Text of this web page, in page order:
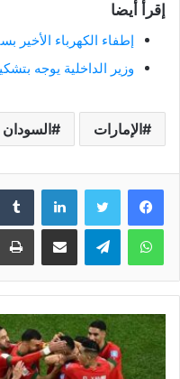
إقرأ أيضا
إطفاء الكهرباء
وزير الداخلية يوجه
الإمارات السودان
فيسبوك تويتر لينكدإن
واتساب تيلقرام مشاركة عبر البريد